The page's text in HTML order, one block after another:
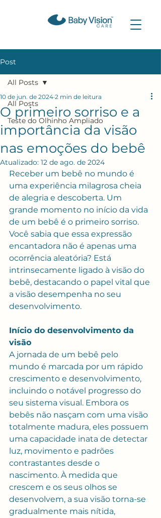
Post
All Posts
Teste do Olhinho Ampliado
All Posts
O primeiro sorriso e a
importância da visão
nas emoções do bebê
10 de jun. de 2024 2 min de leitura
Atualizado: 12 de ago. de 2024
Receber um bebê no mundo é
uma experiência milagrosa cheia
de alegria e descoberta. Um
grande momento no início da vida
de um bebê é o primeiro sorriso.
Você sabia que essa expressão
encantadora não é apenas uma
ocorrência aleatória? Está
intrinsecamente ligado à visão do
bebê, destacando o papel vital que
a visão desempenha no seu
desenvolvimento.
Início do desenvolvimento da
visão
A jornada de um bebê pelo
mundo é marcada por um rápido
crescimento e desenvolvimento,
incluindo o notável progresso do
seu sistema visual. Embora os
bebês não nasçam com uma visão
totalmente madura, eles possuem
uma capacidade inata de detectar
luz, movimento e padrões
contrastantes desde o
nascimento. À medida que
crescem e os seus olhos se
desenvolvem, a sua visão torna-se
gradualmente mais nítida,